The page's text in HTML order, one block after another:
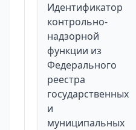
Идентификатор
контрольно-
надзорной
функции из
Федерального
реестра
государственных
и
муниципальных